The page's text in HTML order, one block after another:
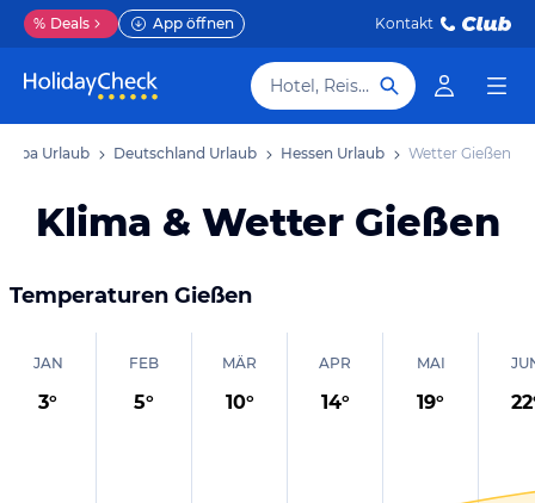
% Deals App öffnen Kontakt
Hotel, Reiseziel
Urlaub Deutschland Urlaub Hessen Urlaub Wetter Gießen
Klima & Wetter Gießen
Temperaturen Gießen
JAN
3°
FEB
5°
MÄR
10°
APR
14°
MAI
19° 22